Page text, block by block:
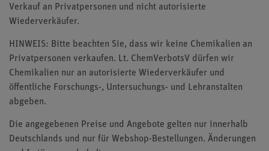
Verkauf an Privatpersonen und nicht autorisierte
Wiederverkäufer.
HINWEIS: Bitte beachten Sie, dass wir keine Chemikalien an
Privatpersonen verkaufen. Lt. ChemVerbotsV dürfen wir
Chemikalien nur an autorisierte Wiederverkäufer und
öffentliche Forschungs-, Untersuchungs- und Lehranstalten
abgeben.
Die angegebenen Preise und Angebote gelten nur innerhalb
Deutschlands und nur für Webshop-Bestellungen. Änderungen